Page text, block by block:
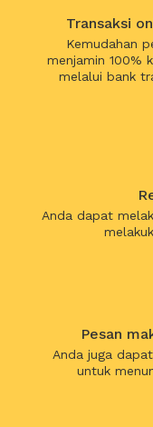
Transaksi
Kemudahan
menjamin 100%
melalui bank
Anda dapat
Pesan
Anda juga
untuk